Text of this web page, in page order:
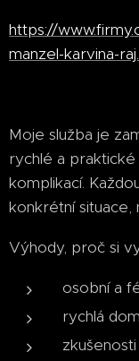
https://
manzel-karvina-
Moje služba je
rychlé a
komplikací.
konkrétní situace,
Výhody, proč si
osobní a
rychlá